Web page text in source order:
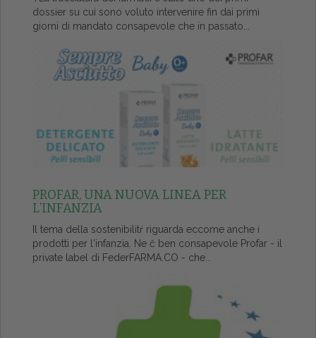
dossier su cui sono voluto intervenire fin dai primi
giorni di mandato consapevole che in passato...
PROFAR, UNA NUOVA LINEA PER
L’INFANZIA
Il tema della sostenibilitŕ riguarda eccome anche i
prodotti per l'infanzia. Ne č ben consapevole Profar - il
private label di FederFARMA.CO - che...